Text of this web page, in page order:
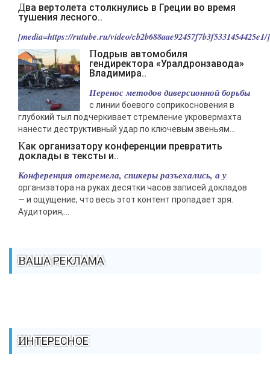
Два вертолета столкнулись в Греции во время
тушения лесного..
[media=https://rutube.ru/video/
Подрыв автомобиля
гендиректора «Уралдронзавода»
Владимира..
Перенос методов диверсионной борьбы
с линии боевого соприкосновения в
глубокий тыл подчеркивает стремление укровермахта
нанести деструктивный удар по ключевым звеньям...
Как организатору конференции превратить
доклады в тексты и..
Конференция отгремела, спикеры разъехались, а у
организатора на руках десятки часов записей докладов
— и ощущение, что весь этот контент пропадает зря.
Аудитория,...
ВАША РЕКЛАМА
ИНТЕРЕСНОЕ